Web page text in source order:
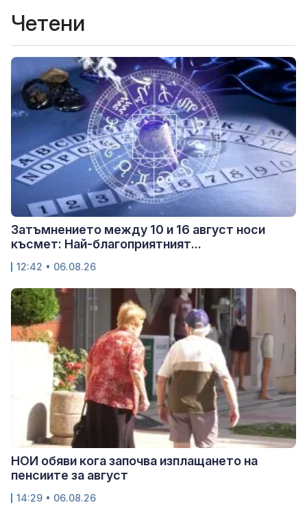
Четени
Затъмнението между 10 и 16 август носи
късмет: Най-благоприятният...
12:42 • 06.08.26
НОИ обяви кога започва изплащането на
пенсиите за август
14:29 • 06.08.26